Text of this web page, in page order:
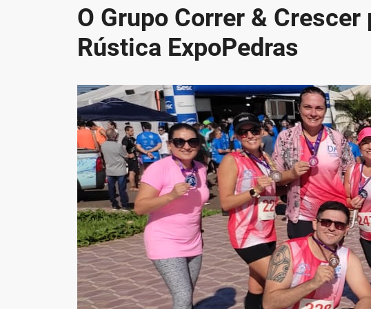
O Grupo Correr &
Rústica ExpoPedras